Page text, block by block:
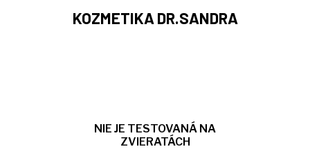
KOZMETIKA DR.SANDRA
NIE JE TESTOVANÁ NA
ZVIERATÁCH